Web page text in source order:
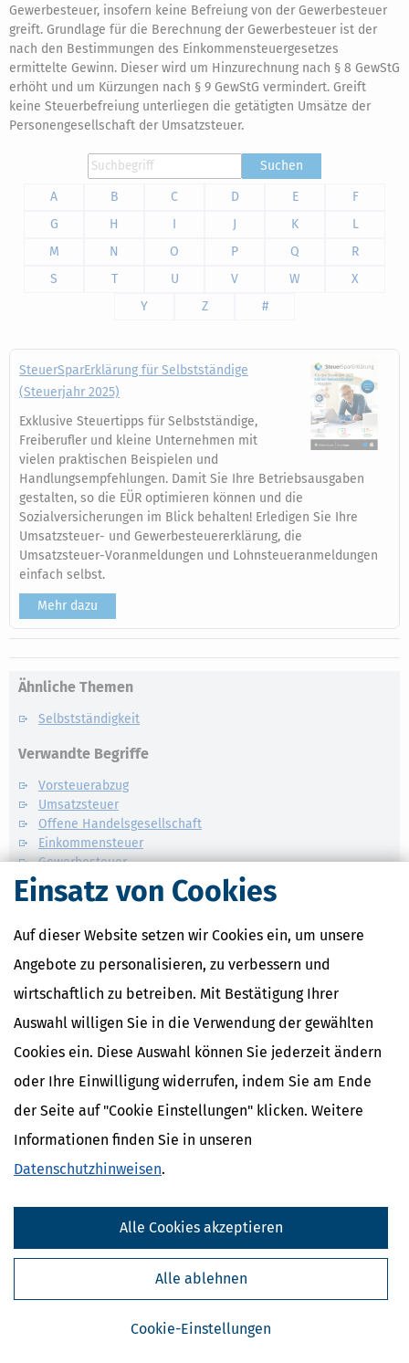
Einsatz von Cookies
Auf dieser Website setzen wir Cookies ein, um unsere
Angebote zu personalisieren, zu verbessern und
wirtschaftlich zu betreiben. Mit Bestätigung Ihrer
Auswahl willigen Sie in die Verwendung der gewählten
Cookies ein. Diese Auswahl können Sie jederzeit ändern
oder Ihre Einwilligung widerrufen, indem Sie am Ende
der Seite auf "Cookie Einstellungen" klicken. Weitere
Informationen finden Sie in unseren
Datenschutzhinweisen.
Cookie-Einstellungen
Alle ablehnen
Alle Cookies akzeptieren
Gewerbesteuer, insofern keine Befreiung von der Gewerbesteuer
greift. Grundlage für die Berechnung der Gewerbesteuer ist der
nach den Bestimmungen des Einkommensteuergesetzes
ermittelte Gewinn. Dieser wird um Hinzurechnung nach § 8 GewStG
erhöht und um Kürzungen nach § 9 GewStG vermindert. Greift
keine Steuerbefreiung unterliegen die getätigten Umsätze der
Personengesellschaft der Umsatzsteuer.
Suchen
A
B C D E
F
G
H I J K
L
M
N O P Q
R
S
T U V W
X
Y
Z #
SteuerSparErklärung für Selbstständige
(Steuerjahr 2025)
Exklusive Steuertipps für Selbstständige,
Freiberufler und kleine Unternehmen mit
vielen praktischen Beispielen und
Handlungsempfehlungen. Damit Sie Ihre Betriebsausgaben
gestalten, so die EÜR optimieren können und die
Sozialversicherungen im Blick behalten! Erledigen Sie Ihre
Umsatzsteuer- und Gewerbesteuererklärung, die
Umsatzsteuer-Voranmeldungen und Lohnsteueranmeldungen
einfach selbst.
Mehr dazu
Ähnliche Themen
Selbstständigkeit
Verwandte Begriffe
Vorsteuerabzug
Umsatzsteuer
Offene Handelsgesellschaft
Einkommensteuer
Gewerbesteuer
Gesellschaft bürgerlichen Rechts
Kommanditgesellschaft
Kostenlose Steuertipps & News
Steuertipps Selbstständige
Ja, ich möchte die kostenlosen Newsletter
Datenschutzhinweisehabe ich gelesen.
Meine Einwilligung kann ich jederzeit durch